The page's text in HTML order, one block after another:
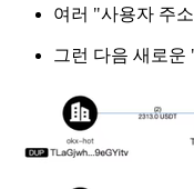
여러 "사용자 주
그런 다음 새로운